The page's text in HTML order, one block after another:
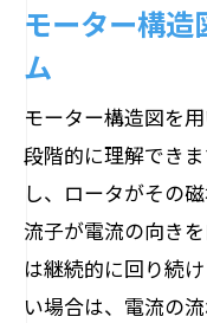
応用
つ理由
モーター
する
モーター
モーター
止
モーター構
ム
モーター構造図を
段階的に理解でき
し、ロータがその
流子が電流の向き
は継続的に回り続
い場合は、電流の